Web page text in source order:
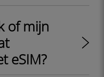
of mijn
eSIM?